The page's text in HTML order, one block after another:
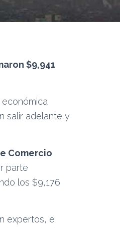
$9,941
salir adelante y
Comercio
parte
los $9,176
expertos, e